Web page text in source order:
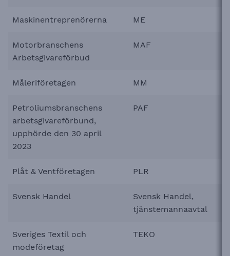
Maskinentreprenörerna ME
Motorbranschens
Arbetsgivareförbud
MAF
Måleriföretagen MM
Petroliumsbranschens
arbetsgivareförbund,
upphörde den 30 april
2023
PAF
Plåt & Ventföretagen PLR
Svensk Handel
Svensk Handel,
tjänstemannaavtal
Sveriges Textil och
modeföretag
TEKO